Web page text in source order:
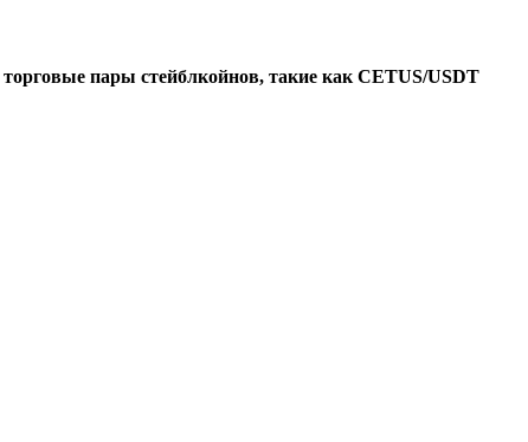
торговые пары стейблкойнов, такие как CETUS/USDT